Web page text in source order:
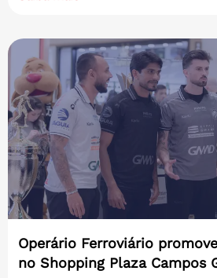
Operário Ferroviário
no Shopping Plaza Campos